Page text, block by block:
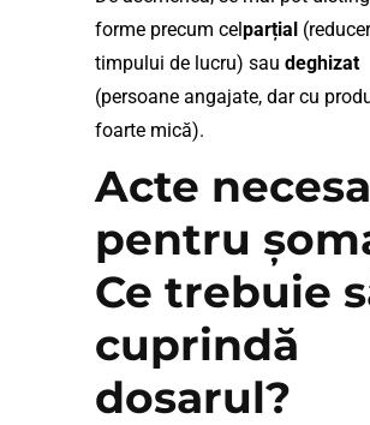
forme precum celparțial
timpului de lucru) sau deghizat
(persoane angajate, dar cu
foarte mică).
Acte
pentru
Ce trebuie
cuprindă
dosarul?